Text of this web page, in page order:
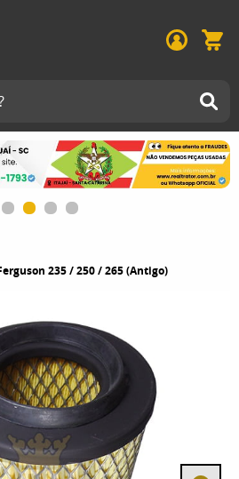
235 / 250 / 265 (Antigo)